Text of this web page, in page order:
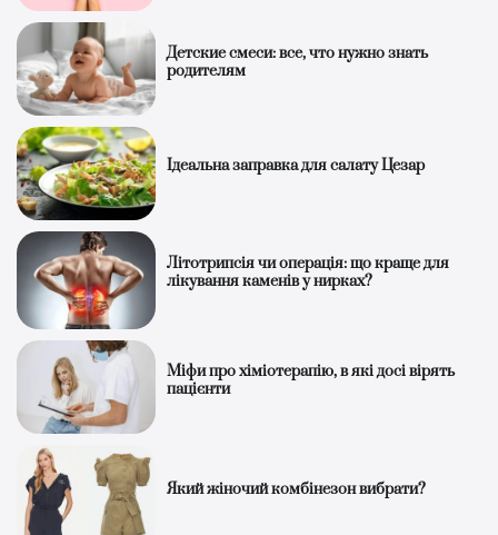
Детские смеси: все, что нужно знать
родителям
Ідеальна заправка для салату Цезар
Літотрипсія чи операція: що краще для
лікування каменів у нирках?
Міфи про хіміотерапію, в які досі вірять
пацієнти
Який жіночий комбінезон вибрати?